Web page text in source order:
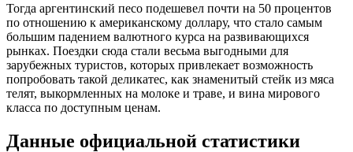
Тогда аргентинский песо подешевел почти на 50 процентов
по отношению к американскому доллару, что стало самым
большим падением валютного курса на развивающихся
рынках. Поездки сюда стали весьма выгодными для
зарубежных туристов, которых привлекает возможность
попробовать такой деликатес, как знаменитый стейк из мяса
телят, выкормленных на молоке и траве, и вина мирового
класса по доступным ценам.
Данные официальной статистики